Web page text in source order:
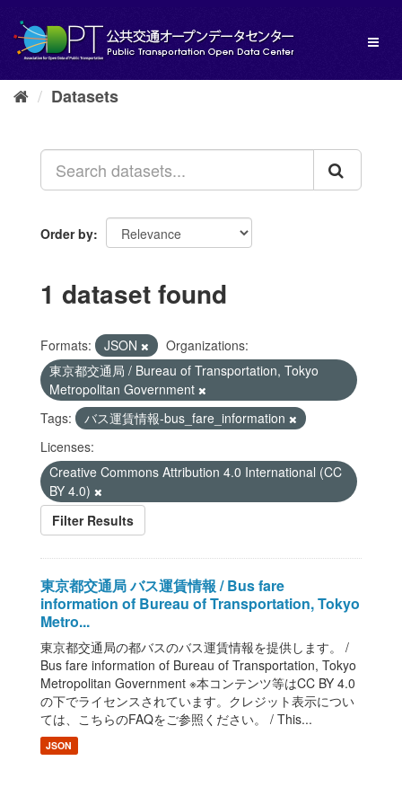
content
Datasets
Order by
1 dataset found
Formats: JSON
Organizations:
東京都交通局 / Bureau of Transportation, Tokyo
Metropolitan Government
Tags:
バス運賃情報-bus_fare_information
Licenses:
Creative Commons Attribution 4.0 International (CC
BY 4.0)
Filter Results
東京都交通局 バス運賃情報 / Bus fare
information of Bureau of Transportation, Tokyo
Metro...
東京都交通局の都バスのバス運賃情報を提供します。 /
Bus fare information of Bureau of Transportation, Tokyo
Metropolitan Government ※本コンテンツ等はCC BY 4.0
の下でライセンスされています。クレジット表示につい
ては、こちらのFAQをご参照ください。 / This...
JSON